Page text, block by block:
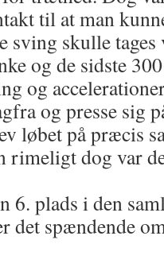
til at man
sving skulle
og de sidste
og
og presse sig
løbet på præcis
rimeligt dog var
6. plads i den
det spændende